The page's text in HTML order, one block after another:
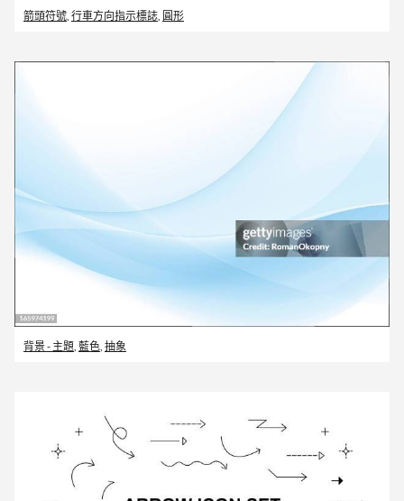
箭頭符號, 行車方向指示標誌, 圓形
背景 - 主題, 藍色, 抽象